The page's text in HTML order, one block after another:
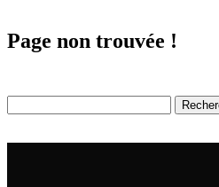
Page non trouvée !